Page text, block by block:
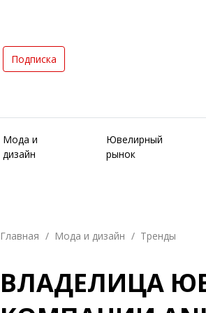
Подписка
Мода и
дизайн
Ювелирный
рынок
Главная Мода и дизайн Тренды
ВЛАДЕЛИЦА